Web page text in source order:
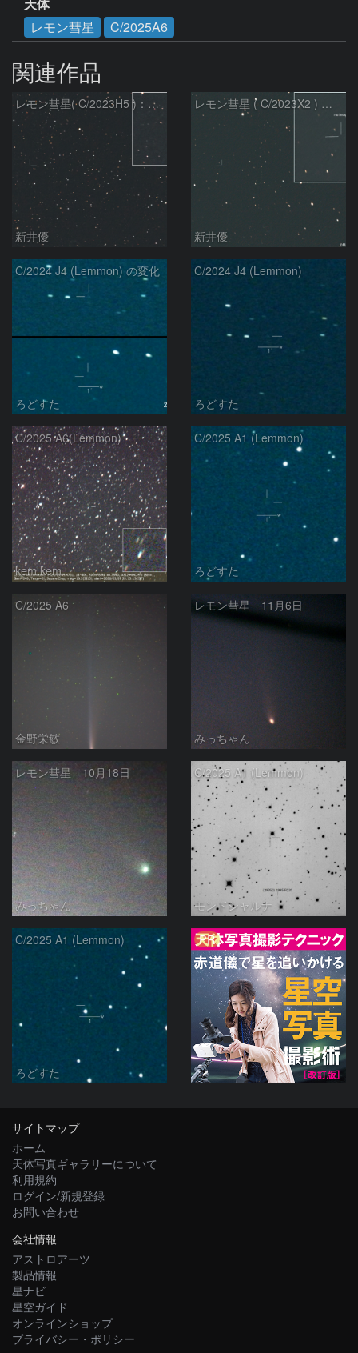
レモン彗星
C/2025A6
関連作品
レモン彗星( C/2023H5 )：2026/05/20
新井優
レモン彗星 ( C/2023X2 ) の予報位置：2026/05/29
新井優
C/2024 J4 (Lemmon) の変化
ろどすた
C/2024 J4 (Lemmon)
ろどすた
C/2025 A6(Lemmon)
kem.kem
C/2025 A1 (Lemmon)
ろどすた
C/2025 A6
金野栄敏
レモン彗星 11月6日
みっちゃん
レモン彗星 10月18日
みっちゃん
C/2025 A1 (Lemmon)
モンドシャルナ
C/2025 A1 (Lemmon)
ろどすた
PR
サイトマップ
ホーム
天体写真ギャラリーについて
利用規約
ログイン/新規登録
お問い合わせ
会社情報
アストロアーツ
製品情報
星ナビ
星空ガイド
オンラインショップ
プライバシー・ポリシー